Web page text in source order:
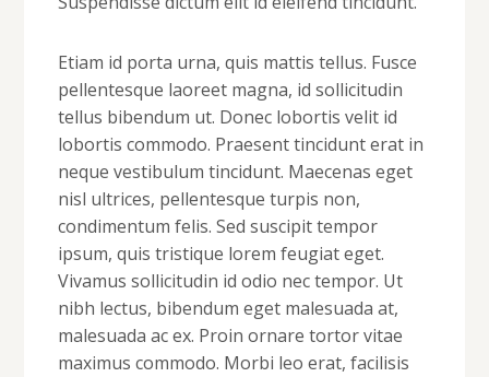
Etiam id porta urna, quis mattis tellus. Fusce
pellentesque laoreet magna, id sollicitudin
tellus bibendum ut. Donec lobortis velit id
lobortis commodo. Praesent tincidunt erat in
neque vestibulum tincidunt. Maecenas eget
nisl ultrices, pellentesque turpis non,
condimentum felis. Sed suscipit tempor
ipsum, quis tristique lorem feugiat eget.
Vivamus sollicitudin id odio nec tempor. Ut
nibh lectus, bibendum eget malesuada at,
malesuada ac ex. Proin ornare tortor vitae
maximus commodo. Morbi leo erat, facilisis